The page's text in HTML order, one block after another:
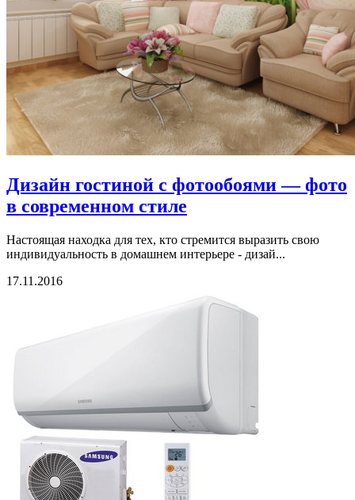
Дизайн гостиной с фотообоями — фото
в современном стиле
Настоящая находка для тех, кто стремится выразить свою
индивидуальность в домашнем интерьере - дизай...
17.11.2016